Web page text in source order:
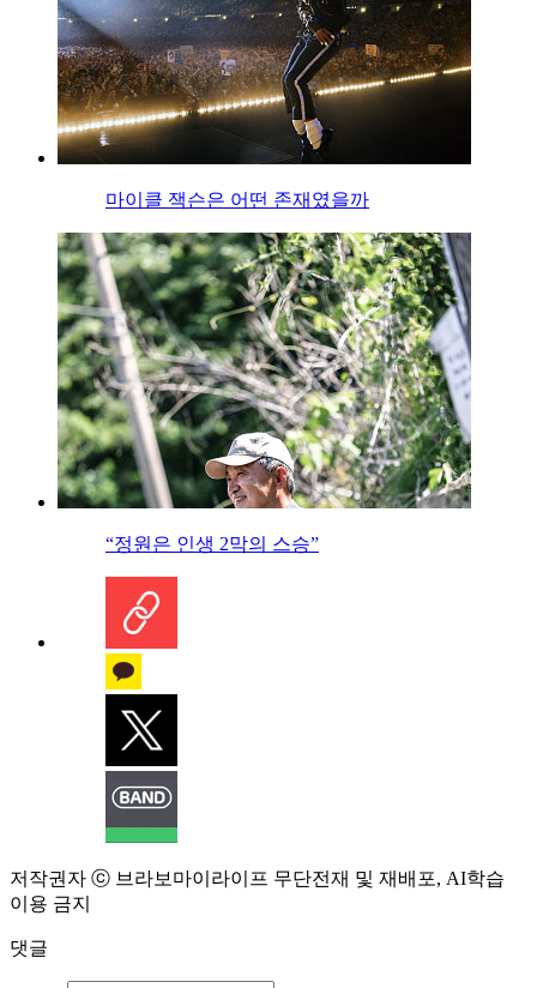
마이클 잭슨은 어떤 존재였을까
“정원은 인생 2막의 스승”
저작권자 ⓒ 브라보마이라이프 무단전재 및 재배포, AI학습
이용 금지
댓글